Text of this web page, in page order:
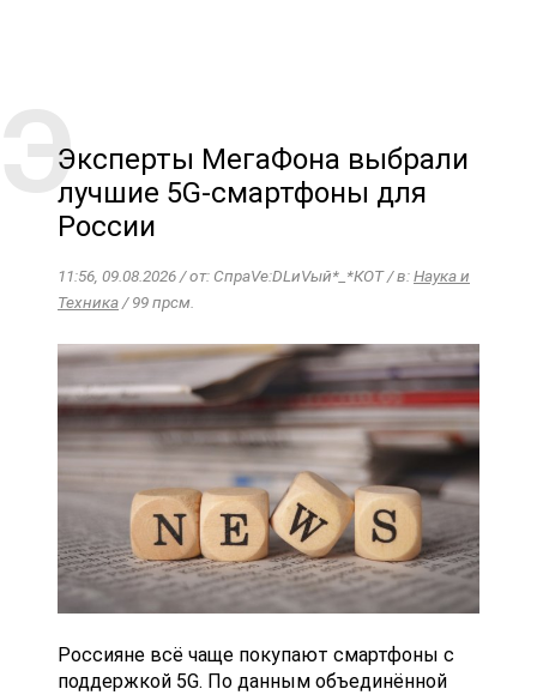
Эксперты МегаФона выбрали
лучшие 5G-смартфоны для
России
11:56, 09.08.2026 / от: СпраVе:DLиVый*_*КОТ / в:Наука и
Техника/ 99 прсм.
Россияне всё чаще покупают смартфоны с
поддержкой 5G. По данным объединённой